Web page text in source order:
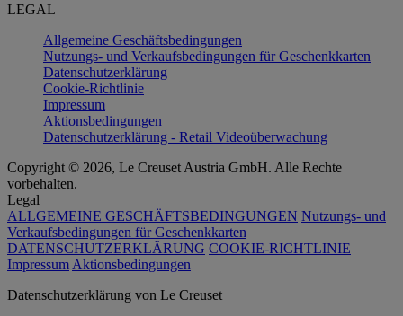
LEGAL
Allgemeine Geschäftsbedingungen
Nutzungs- und Verkaufsbedingungen für Geschenkkarten
Datenschutzerklärung
Cookie-Richtlinie
Impressum
Aktionsbedingungen
Datenschutzerklärung - Retail Videoüberwachung
Copyright © 2026, Le Creuset Austria GmbH. Alle Rechte
vorbehalten.
Legal
ALLGEMEINE GESCHÄFTSBEDINGUNGEN Nutzungs- und
Verkaufsbedingungen für Geschenkkarten
DATENSCHUTZERKLÄRUNG COOKIE-RICHTLINIE
Impressum Aktionsbedingungen
Datenschutz­erklärung von Le Creuset